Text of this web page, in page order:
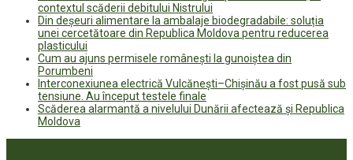
contextul scăderii debitului Nistrului
Din deșeuri alimentare la ambalaje biodegradabile: soluția
unei cercetătoare din Republica Moldova pentru reducerea
plasticului
Cum au ajuns permisele românești la gunoiștea din
Porumbeni
Interconexiunea electrică Vulcănești–Chișinău a fost pusă sub
tensiune. Au început testele finale
Scăderea alarmantă a nivelului Dunării afectează și Republica
Moldova